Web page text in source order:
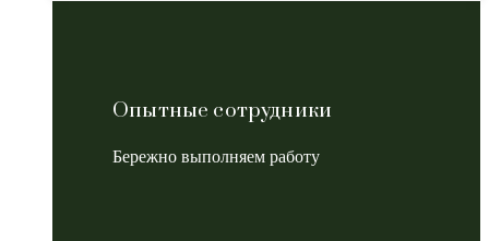
Опытные сотрудники
Бережно выполняем работу